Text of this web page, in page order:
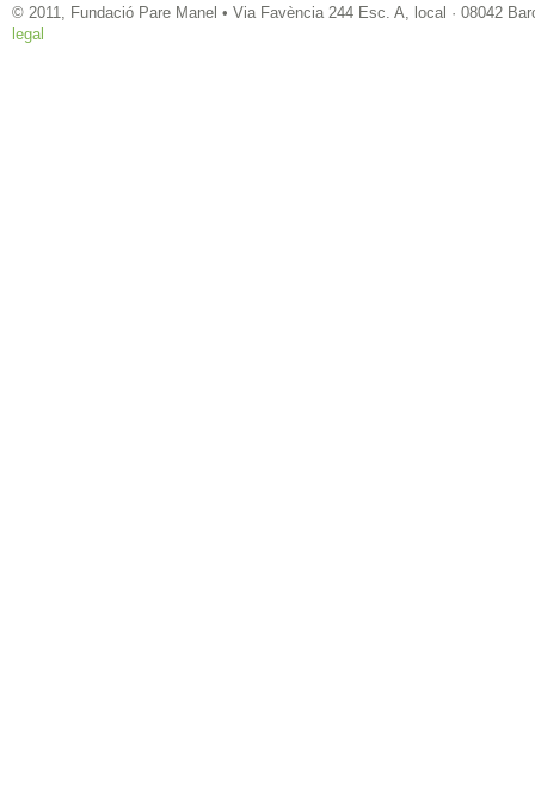
© 2011, Fundació Pare Manel • Via Favència 244 Esc. A, local · 08042
legal